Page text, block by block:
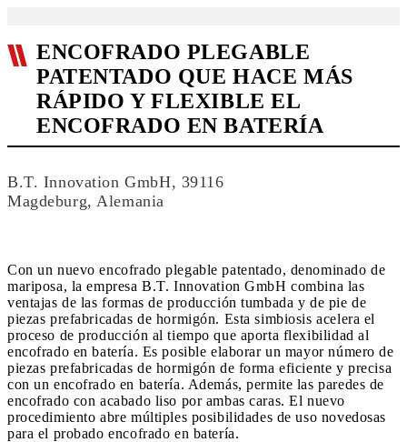
ENCOFRADO PLEGABLE
PATENTADO QUE HACE MÁS
RÁPIDO Y FLEXIBLE EL
ENCOFRADO EN BATERÍA
B.T. Innovation GmbH, 39116
Magdeburg, Alemania
Con un nuevo encofrado plegable patentado, denominado de
mariposa, la empresa B.T. Innovation GmbH combina las
ventajas de las formas de producción tumbada y de pie de
piezas prefabricadas de hormigón. Esta simbiosis acelera el
proceso de producción al tiempo que aporta flexibilidad al
encofrado en batería. Es posible elaborar un mayor número de
piezas prefabricadas de hormigón de forma eficiente y precisa
con un encofrado en batería. Además, permite las paredes de
encofrado con acabado liso por ambas caras. El nuevo
procedimiento abre múltiples posibilidades de uso novedosas
para el probado encofrado en batería.